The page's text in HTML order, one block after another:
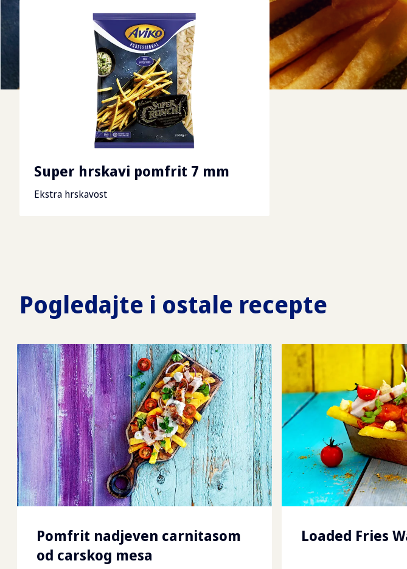
Super hrskavi pomfrit 7 mm
Ekstra hrskavost
Pogledajte i ostale recepte
Pomfrit nadjeven carnitasom
od carskog mesa
Loaded Fries